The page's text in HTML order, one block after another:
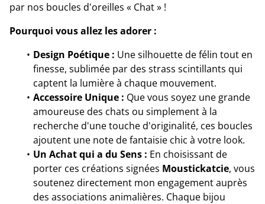
par nos boucles d'oreilles « Chat » !
Pourquoi vous allez les adorer :
Design Poétique : Une silhouette de félin tout en
finesse, sublimée par des strass scintillants qui
captent la lumière à chaque mouvement.
Accessoire Unique : Que vous soyez une grande
amoureuse des chats ou simplement à la
recherche d'une touche d'originalité, ces boucles
ajoutent une note de fantaisie chic à votre look.
Un Achat qui a du Sens : En choisissant de
porter ces créations signées Moustickatcie, vous
soutenez directement mon engagement auprès
des associations animalières. Chaque bijou